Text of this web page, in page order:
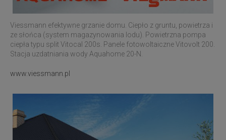
Viessmann efektywne grzanie domu. Ciepło z gruntu, powietrza i
ze słońca (system magazynowania lodu). Powietrzna pompa
ciepła typu split Vitocal 200s. Panele fotowoltaiczne Vitovolt 200.
Stacja uzdatniania wody Aquahome 20-N.
www.viessmann.pl